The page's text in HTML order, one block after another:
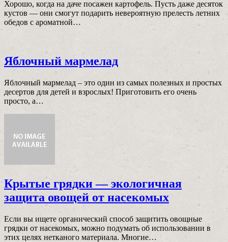
Хорошо, когда на даче посажен картофель. Пусть даже десяток
кустов — они смогут подарить невероятную прелесть летних
обедов с ароматной…
Яблочный мармелад
Яблочный мармелад – это один из самых полезных и простых
десертов для детей и взрослых! Приготовить его очень
просто, а…
Крытые грядки — экологичная
защита овощей от насекомых
Если вы ищете органический способ защитить овощные
грядки от насекомых, можно подумать об использовании в
этих целях нетканого материала. Многие…